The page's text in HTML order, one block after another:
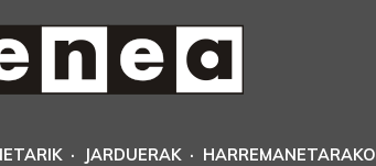
· JARDUERAK · HARREMANETARAKO